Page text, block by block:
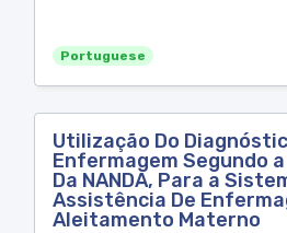
Portuguese
Utilização Do
Enfermagem Segundo
Da NANDA, Para a
Assistência De
Aleitamento Materno